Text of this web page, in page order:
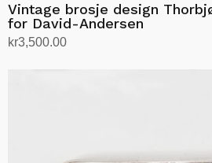
Vintage brosje design
for David-Andersen
kr3,500.00